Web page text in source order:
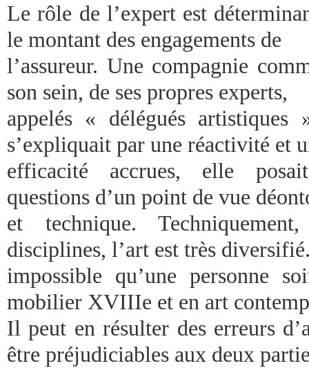
Le rôle de l’expert est
le montant des engagements de
l’assureur. Une compagnie
son sein, de ses propres experts,
appelés « délégués artistiques
s’expliquait par une réactivité et
efficacité accrues, elle
questions d’un point de vue
et technique.
disciplines, l’art est très
impossible qu’une personne
mobilier XVIIIe et en art
Il peut en résulter des erreurs
être préjudiciables aux deux